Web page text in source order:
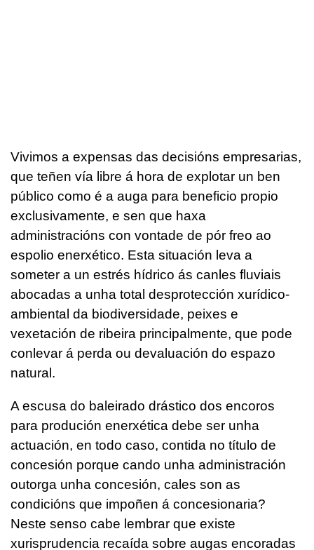
Vivimos a expensas das decisións empresarias,
que teñen vía libre á hora de explotar un ben
público como é a auga para beneficio propio
exclusivamente, e sen que haxa
administracións con vontade de pór freo ao
espolio enerxético. Esta situación leva a
someter a un estrés hídrico ás canles fluviais
abocadas a unha total desprotección xurídico-
ambiental da biodiversidade, peixes e
vexetación de ribeira principalmente, que pode
conlevar á perda ou devaluación do espazo
natural.
A escusa do baleirado drástico dos encoros
para produción enerxética debe ser unha
actuación, en todo caso, contida no título de
concesión porque cando unha administración
outorga unha concesión, cales son as
condicións que impoñen á concesionaria?
Neste senso cabe lembrar que existe
xurisprudencia recaída sobre augas encoradas